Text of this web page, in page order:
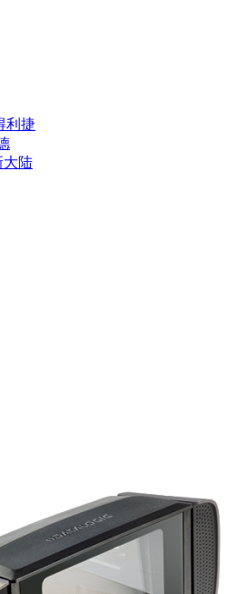
利捷
大陆